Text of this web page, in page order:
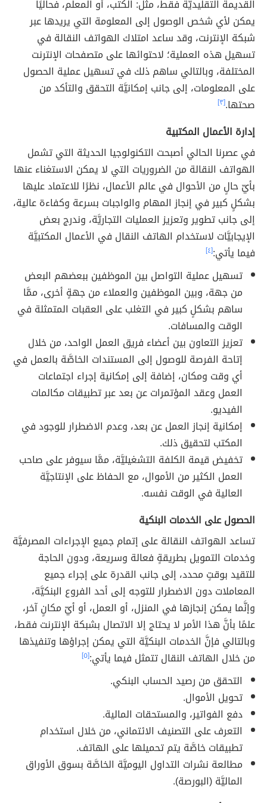
القديمة التقليديَّة فقط، مثل: الكتب، أو المعلم، فحاليًا
يمكن لأي شخص الوصول إلى المعلومة التي يريدها عبر
شبكة الإنترنت، وقد ساعد امتلاك الهواتف النقالة في
تسهيل هذه العملية؛ لاحتوائها على متصفحات الإنترنت
المختلفة، وبالتالي ساهم ذلك في تسهيل عملية الحصول
على المعلومات، إلى جانب إمكانيَّة التحقق والتأكد من
صحتها.[٣]
إدارة الأعمال المكتبية
في عصرنا الحالي أصبحت التكنولوجيا الحديثة التي تشمل
الهواتف النقالة من الضروريات التي لا يمكن الاستغناء عنها
بأيّ حالٍ من الأحوال في عالم الأعمال، نظرًا للاعتماد عليها
بشكلٍ كبير في إنجاز المهام والواجبات بسرعة وكفاءة عالية،
إلى جانب تطوير وتعزيز العمليات التجاريَّة، وندرج بعض
الإيجابيَّات لاستخدام الهاتف النقال في الأعمال المكتبيَّة
فيما يأتي:[٤]
تسهيل عملية التواصل بين الموظفين ببعضهم البعض
من جهة، وبين الموظفين والعملاء من جهةٍ أخرى، ممَّا
ساهم بشكلٍ كبير في التغلب على العقبات المتمثلة في
الوقت والمسافات.
تعزيز التعاون بين أعضاء فريق العمل الواحد، من خلال
إتاحة الفرصة للوصول إلى المستندات الخاصَّة بالعمل في
أي وقت ومكان، إضافة إلى إمكانية إجراء اجتماعات
العمل وعقد المؤتمرات عن بعد عبر تطبيقات مكالمات
الفيديو.
إمكانية إنجاز العمل عن بعد، وعدم الاضطرار للوجود في
المكتب لتحقيق ذلك.
تخفيض قيمة الكلفة التشغيليَّة، ممَّا سيوفر على صاحب
العمل الكثير من الأموال، مع الحفاظ على الإنتاجيَّة
العالية في الوقت نفسه.
الحصول على الخدمات البنكية
تساعد الهواتف النقالة على إتمام جميع الإجراءات المصرفيَّة
وخدمات التمويل بطريقةٍ فعالة وسريعة، ودون الحاجة
للتقيد بوقتٍ محدد، إلى جانب القدرة على إجراء جميع
المعاملات دون الاضطرار للتوجه إلى أحد الفروع البنكيَّة،
وإنَّما يمكن إنجازها في المنزل، أو العمل، أو أيّ مكانٍ آخر،
علمًا بأنَّ هذا الأمر لا يحتاج إلا الاتصال بشبكة الإنترنت فقط،
وبالتالي فإنَّ الخدمات البنكيَّة التي يمكن إجراؤها وتنفيذها
من خلال الهاتف النقال تتمثل فيما يأتي:[٥]
التحقق من رصيد الحساب البنكي.
تحويل الأموال.
دفع الفواتير، والمستحقات المالية.
التعرف على التصنيف الائتماني، من خلال استخدام
تطبيقات خاصَّة يتم تحميلها على الهاتف.
مطالعة نشرات التداول اليوميَّة الخاصَّة بسوق الأوراق
الماليَّة (البورصة).